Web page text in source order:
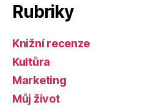
Rubriky
Knižní recenze
Kultůra
Marketing
Můj život